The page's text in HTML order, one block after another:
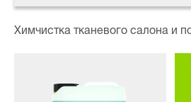
Химчистка тканевого салона и